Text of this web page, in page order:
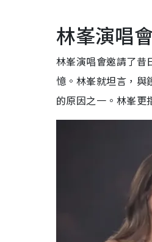
林峯演唱
林峯演唱會邀請了昔
憶。林峯就坦言，與
的原因之一。林峯更